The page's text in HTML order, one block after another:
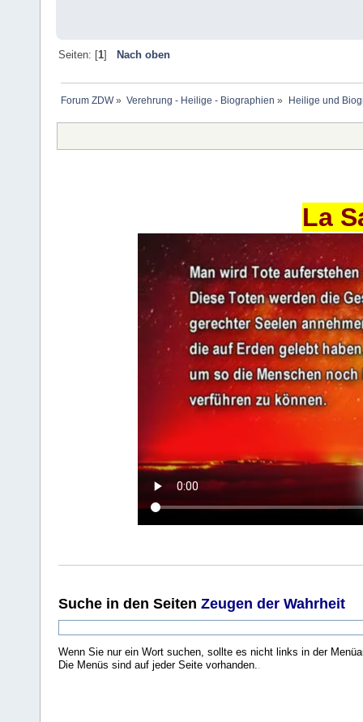
Seiten: [1] Nach oben
Forum ZDW» Verehrung - Heilige - Biographien » Heilige und
La
Suche in den Seiten Zeugen der Wahrheit
Wenn Sie nur ein Wort suchen, sollte es nicht links in der
Die Menüs sind auf jeder Seite vorhanden..